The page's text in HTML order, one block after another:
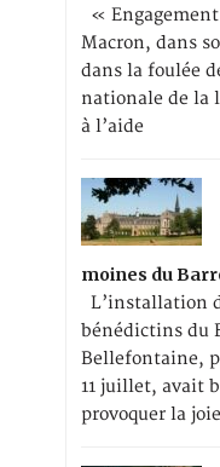
«
Macron, dans
dans la foulée
nationale de la
à l’aide
moines du
L’installation
bénédictins du
Bellefontaine,
11 juillet, avait
provoquer la